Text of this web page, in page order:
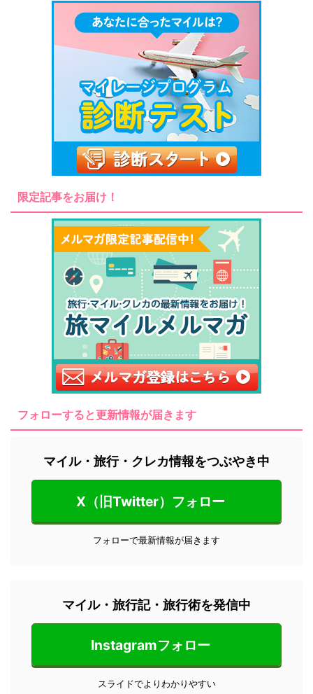
限定記事をお届け！
フォローすると更新情報が届きます
マイル・旅行・クレカ情報をつぶやき中
X（旧Twitter）フォロー
フォローで最新情報が届きます
マイル・旅行記・旅行術を発信中
Instagramフォロー
スライドでよりわかりやすい